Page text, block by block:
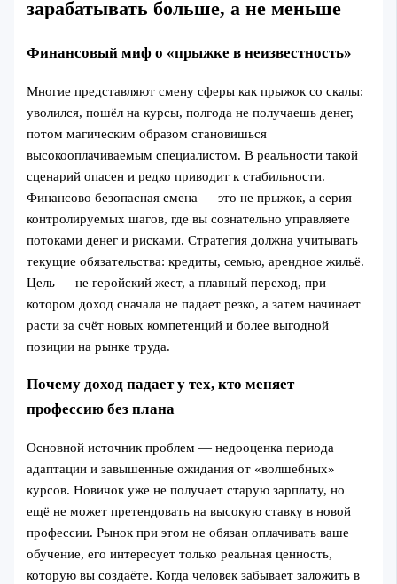
зарабатывать больше, а не меньше
Финансовый миф о «прыжке в неизвестность»
Многие представляют смену сферы как прыжок со скалы:
уволился, пошёл на курсы, полгода не получаешь денег,
потом магическим образом становишься
высокооплачиваемым специалистом. В реальности такой
сценарий опасен и редко приводит к стабильности.
Финансово безопасная смена — это не прыжок, а серия
контролируемых шагов, где вы сознательно управляете
потоками денег и рисками. Стратегия должна учитывать
текущие обязательства: кредиты, семью, арендное жильё.
Цель — не геройский жест, а плавный переход, при
котором доход сначала не падает резко, а затем начинает
расти за счёт новых компетенций и более выгодной
позиции на рынке труда.
Почему доход падает у тех, кто меняет
профессию без плана
Основной источник проблем — недооценка периода
адаптации и завышенные ожидания от «волшебных»
курсов. Новичок уже не получает старую зарплату, но
ещё не может претендовать на высокую ставку в новой
профессии. Рынок при этом не обязан оплачивать ваше
обучение, его интересует только реальная ценность,
которую вы создаёте. Когда человек забывает заложить в